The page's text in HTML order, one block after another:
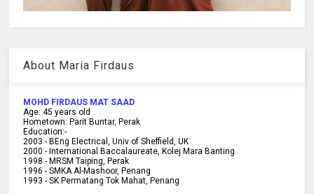
About Maria Firdaus
MOHD FIRDAUS MAT SAAD
Age: 45 years old
Hometown: Parit Buntar, Perak
Education:-
2003 -BEng Electrical, Univ of Sheffield, UK
2000 -International Baccalaureate, Kolej Mara Banting
1998 -MRSM Taiping, Perak
1996 - SMKA Al-Mashoor, Penang
1993 - SK Permatang Tok Mahat, Penang